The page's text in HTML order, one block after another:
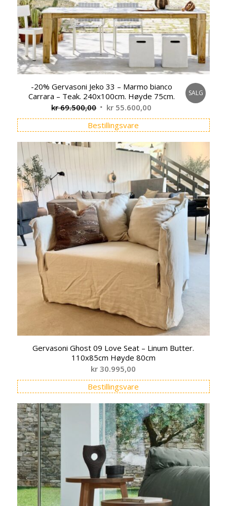
-20% Gervasoni Jeko 33 – Marmo bianco
Carrara – Teak. 240x100cm. Høyde 75cm.
kr69.500,00 Opprinnelig
pris
var:
kr 69.500,00.
kr 55.600,00
pris
er:
kr 55.600,00.
SALG
Bestillingsvare
Gervasoni Ghost 09 Love Seat – Linum Butter.
110x85cm Høyde 80cm
kr 30.995,00
Bestillingsvare